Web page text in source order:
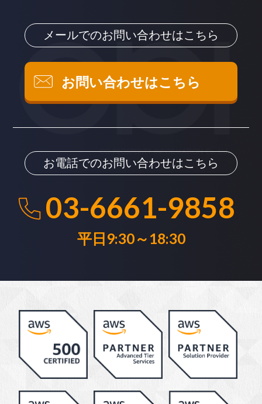
メールでのお問い合わせはこちら
お問い合わせはこちら
お電話でのお問い合わせはこちら
03-6661-9858
平日9:30～18:30